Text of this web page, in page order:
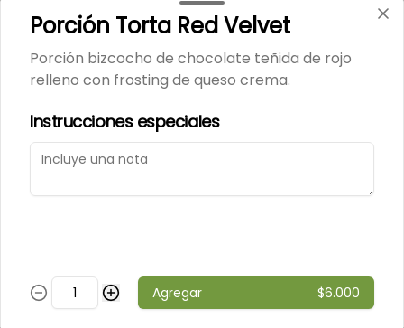
$6.000
Porción de Torta Hojarasca
Pompadour
Capas de hojarasca rellenas con
manjar, plátano y crema de
vainilla.
Alfajores
Masa de chocolate rellena con
Porción Torta Red Velvet
Porción bizcocho de chocolate teñida de rojo
relleno con frosting de queso crema.
Instrucciones especiales
Agregar $6.000